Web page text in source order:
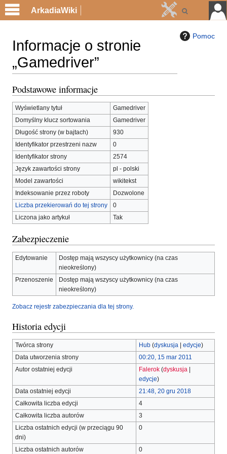
Pomoc
Informacje o stronie
„Gamedriver”
Przejdź
nawigacji
Przejdź
wyszukiwania
Podstawowe informacje
Wyświetlany tytuł
Gamedriver
Domyślny klucz sortowania
Gamedriver
Długość strony (w bajtach)
930
Identyfikator przestrzeni nazw
0
Identyfikator strony
2574
Język zawartości strony
pl - polski
Model zawartości
wikitekst
Indeksowanie przez roboty
Dozwolone
Liczba przekierowań do tej strony
0
Liczona jako artykuł
Tak
Zabezpieczenie
Edytowanie
Dostęp mają wszyscy użytkownicy (na czas
nieokreślony)
Przenoszenie
Dostęp mają wszyscy użytkownicy (na czas
nieokreślony)
Zobacz rejestr zabezpieczania dla tej strony.
Historia edycji
Twórca strony Hub (dyskusja| edycje)
Data utworzenia strony
00:20, 15 mar 2011
Autor ostatniej edycji
Falerok (dyskusja|
edycje)
Data ostatniej edycji
21:48, 20 gru 2018
Całkowita liczba edycji
4
Całkowita liczba autorów
3
Liczba ostatnich edycji (w przeciągu 90
dni)
0
Liczba ostatnich autorów 0
ArkadiaWiki